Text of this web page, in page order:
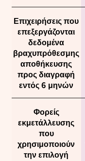
Επιχειρήσεις που
επεξεργάζονται
δεδομένα
βραχυπρόθεσμης
αποθήκευσης
προς διαγραφή
εντός 6 μηνών
Φορείς
εκμετάλλευσης
που
χρησιμοποιούν
την επιλογή